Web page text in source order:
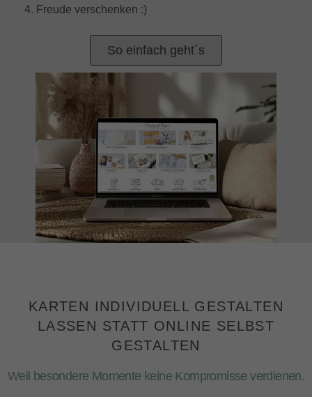
4. Freude verschenken :)
So einfach geht´s
KARTEN INDIVIDUELL GESTALTEN
LASSEN STATT ONLINE SELBST
GESTALTEN
Weil besondere Momente keine Kompromisse verdienen.